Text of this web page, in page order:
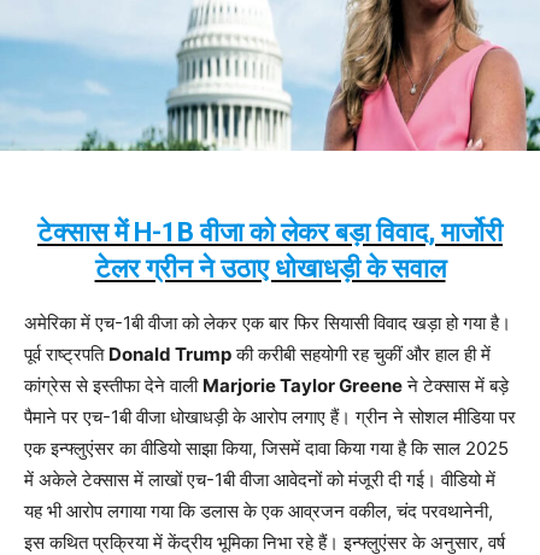
टेक्सास में H-1B वीजा को लेकर बड़ा विवाद, मार्जोरी
टेलर ग्रीन ने उठाए धोखाधड़ी के सवाल
अमेरिका में एच-1बी वीजा को लेकर एक बार फिर सियासी विवाद खड़ा हो गया है।
पूर्व राष्ट्रपति Donald Trumpकी करीबी सहयोगी रह चुकीं और हाल ही में
कांग्रेस से इस्तीफा देने वाली Marjorie Taylor Greeneने टेक्सास में बड़े
पैमाने पर एच-1बी वीजा धोखाधड़ी के आरोप लगाए हैं। ग्रीन ने सोशल मीडिया पर
एक इन्फ्लुएंसर का वीडियो साझा किया, जिसमें दावा किया गया है कि साल 2025
में अकेले टेक्सास में लाखों एच-1बी वीजा आवेदनों को मंजूरी दी गई। वीडियो में
यह भी आरोप लगाया गया कि डलास के एक आव्रजन वकील, चंद परवथानेनी,
इस कथित प्रक्रिया में केंद्रीय भूमिका निभा रहे हैं। इन्फ्लुएंसर के अनुसार, वर्ष